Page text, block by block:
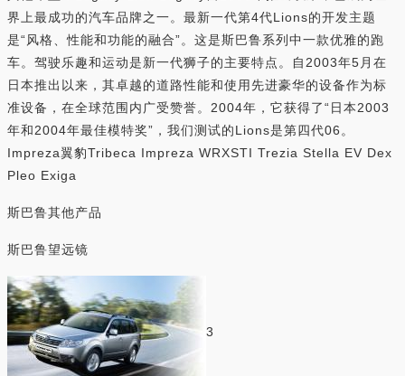
界上最成功的汽车品牌之一。最新一代第4代Lions的开发主题
是“风格、性能和功能的融合”。这是斯巴鲁系列中一款优雅的跑
车。驾驶乐趣和运动是新一代狮子的主要特点。自2003年5月在
日本推出以来，其卓越的道路性能和使用先进豪华的设备作为标
准设备，在全球范围内广受赞誉。2004年，它获得了“日本2003
年和2004年最佳模特奖”，我们测试的Lions是第四代06。
Impreza翼豹Tribeca Impreza WRXSTI Trezia Stella EV Dex
Pleo Exiga
斯巴鲁其他产品
斯巴鲁望远镜
3